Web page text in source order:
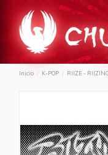
Inicio K-POP RIIZE -